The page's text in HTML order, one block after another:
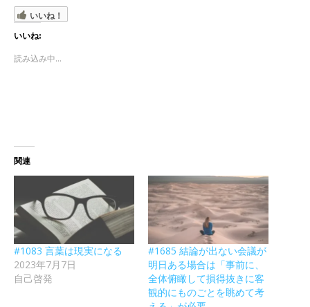
いいね！
いいね:
読み込み中...
関連
#1083 言葉は現実になる
2023年7月7日
自己啓発
#1685 結論が出ない会議が
明日ある場合は「事前に、
全体俯瞰して損得抜きに客
観的にものごとを眺めて考